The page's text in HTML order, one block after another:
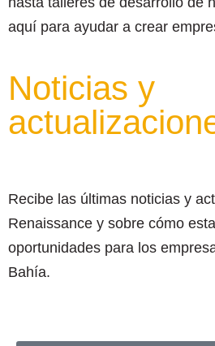
aquí para ayudar a crear
Noticias y
Recibe las últimas noticias y
Renaissance y sobre cómo
oportunidades para los
Bahía.